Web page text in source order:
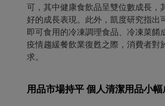
可，其中健康食飲品呈雙位數成長，
好的成長表現。此外，凱度研究指出
即可食用的冷凍調理食品、冷凍菜餚
疫情趨緩餐飲業復甦之際，消費者對
求。
用品市場持平 個人清潔用品小幅